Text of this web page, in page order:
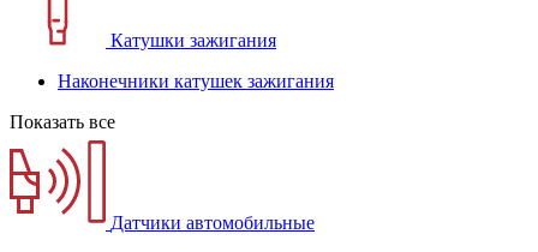
Катушки зажигания
Наконечники катушек зажигания
Показать все
Датчики автомобильные